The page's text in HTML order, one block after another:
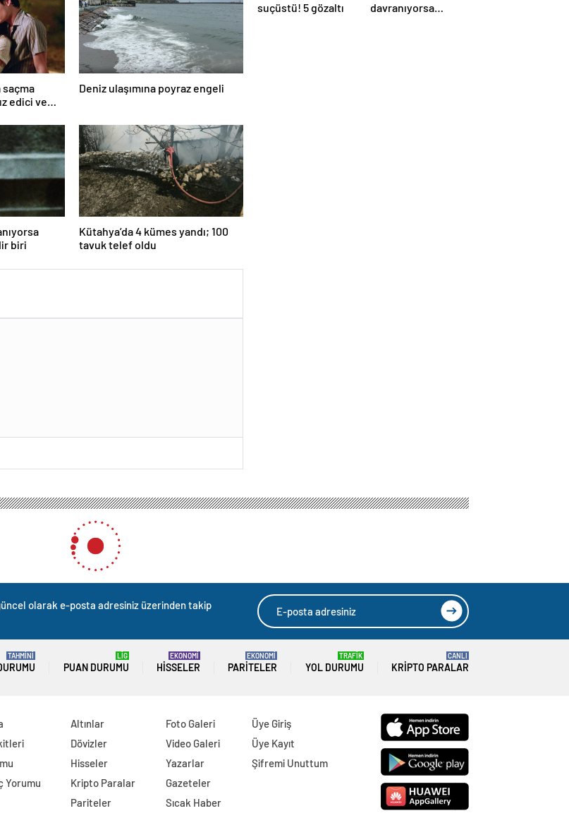
saçma
edici ve
Deniz ulaşımına poyraz engeli
biri
Kütahya’da 4 kümes yandı; 100
tavuk telef oldu
suçüstü! 5 gözaltı
davranıyorsa
olarak e-posta adresiniz üzerinden takip
TAHMİNİ
PUAN DURUMU
LİG
HISSELER
EKONOMİ
PARITELER
EKONOMİ
YOL DURUMU
TRAFİK
KRIPTO PARALAR
CANLI
Yorumu
Altınlar
Dövizler
Hisseler
Kripto Paralar
Pariteler
Foto Galeri
Video Galeri
Yazarlar
Gazeteler
Sıcak Haber
Üye Giriş
Üye Kayıt
Şifremi Unuttum